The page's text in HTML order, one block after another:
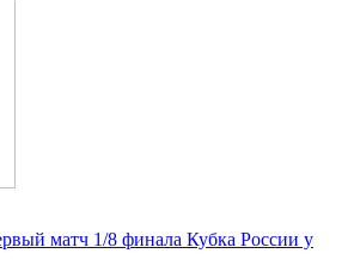
матч 1/8 финала Кубка России у